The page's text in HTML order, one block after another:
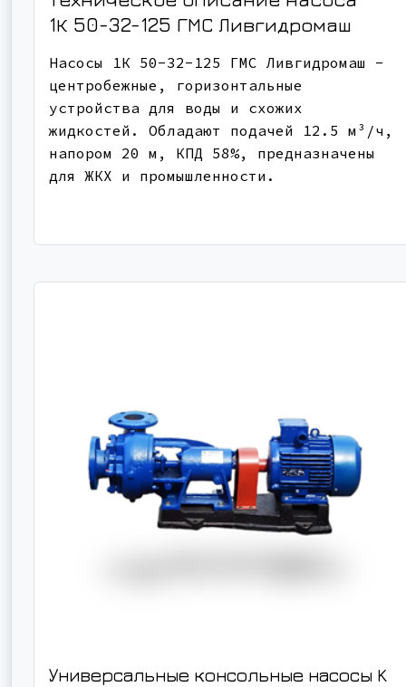
1К 50-32-125 ГМС Ливгидромаш
Насосы 1К 50-32-125 ГМС Ливгидромаш -
центробежные, горизонтальные
устройства для воды и схожих
жидкостей. Обладают подачей 12.5 м³/ч,
напором 20 м, КПД 58%, предназначены
для ЖКХ и промышленности.
Универсальные консольные насосы K